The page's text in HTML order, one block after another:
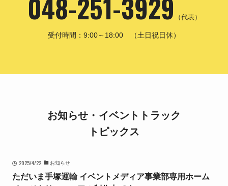
（代表）
受付時間：9:00～18:00 （土日祝日休）
お知らせ・イベントトラック
トピックス
2025/4/22 お知らせ
ただいま手塚運輸 イベントメディア事業部専用ホーム